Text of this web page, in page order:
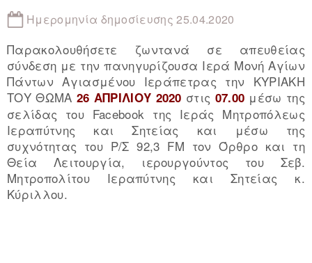
Ημερομηνία δημοσίευσης 25.04.2020
Παρακολουθήσετε ζωντανά σε απευθείας
σύνδεση με την πανηγυρίζουσα Ιερά Μονή Αγίων
Πάντων Αγιασμένου Ιεράπετρας την ΚΥΡΙΑΚΗ
ΤΟΥ ΘΩΜΑ 26 ΑΠΡΙΛΙΟΥ 2020 στις 07.00 μέσω της
σελίδας του Facebook της Ιεράς Μητροπόλεως
Ιεραπύτνης και Σητείας και μέσω της
συχνότητας του Ρ/Σ 92,3 FM τον Όρθρο και τη
Θεία Λειτουργία, ιερουργούντος του Σεβ.
Μητροπολίτου Ιεραπύτνης και Σητείας κ.
Κύριλλου.